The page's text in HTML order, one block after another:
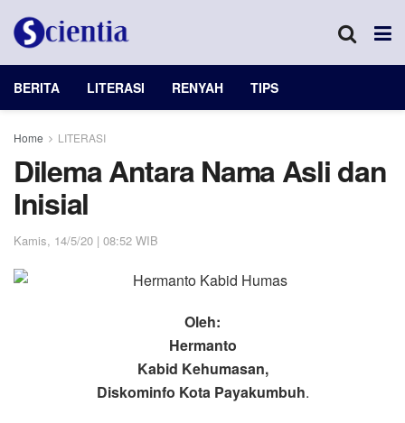
BERITA LITERASI RENYAH TIPS
Home LITERASI
Dilema Antara Nama Asli dan
Inisial
Kamis, 14/5/20 | 08:52 WIB
Oleh:
Hermanto
Kabid Kehumasan,
Diskominfo Kota Payakumbuh.